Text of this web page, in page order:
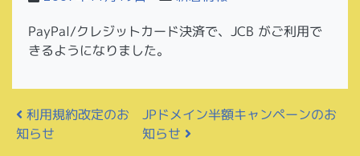
PayPal/クレジットカード決済で、JCB がご利用で
きるようになりました。
投稿ナビゲーション
利用規約改定のお
知らせ
JPドメイン半額キャンペーンのお
知らせ